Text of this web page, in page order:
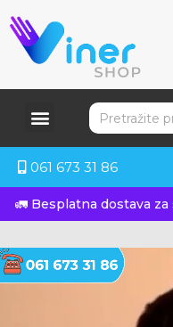
061 673 31 86
🚛 Besplatna dostava